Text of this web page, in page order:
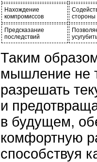
Нахождение
компромиссов
стороны
Предсказание
последствий
Таким
мышление не
разрешать
и
в будущем,
комфортную
способствуя